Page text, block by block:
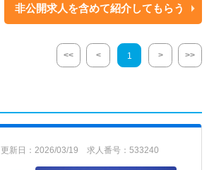
非公開求人を含めて紹介してもらう
<< < 1 > >>
更新日：2026/03/19 求人番号：533240